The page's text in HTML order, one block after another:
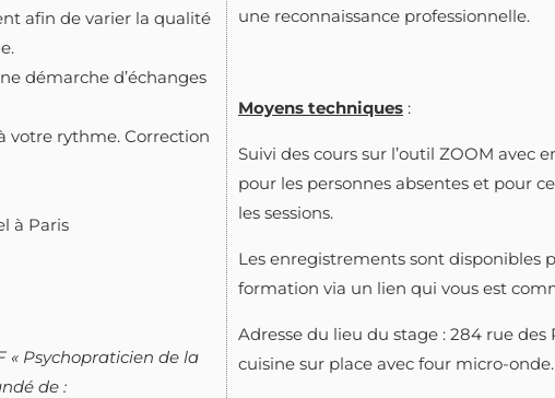
afin de varier la qualité
démarche d’échanges
votre rythme. Correction
à Paris
« Psychopraticien de la
de :
une reconnaissance professionnelle.
Moyens techniques :
Suivi des cours sur l’outil ZOOM avec
pour les personnes absentes et pour
les sessions.
Les enregistrements sont disponibles
formation via un lien qui vous est
Adresse du lieu du stage : 284 rue des
cuisine sur place avec four micro-onde.